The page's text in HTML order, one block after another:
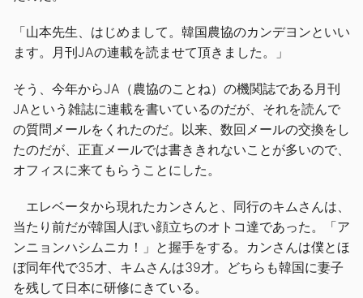
「山本先生、はじめまして。韓国農協のカンデヨンといい
ます。月刊JAの連載を読ませて頂きました。」
そう、今年からJA（農協のことね）の機関誌である月刊
JAという雑誌に連載を書いているのだが、それを読んで
の質問メールをくれたのだ。以来、数回メールの交換をし
たのだが、正直メールでは書ききれないことが多いので、
オフィスに来てもらうことにした。
エレベータから現れたカンさんと、同行のキムさんは、
当たり前だが韓国人ぽい顔立ちのオトコ達であった。「ア
ンニョンハシムニカ！」と握手をする。カンさんは僕とほ
ぼ同年代で35才、キムさんは39才。どちらも韓国に妻子
を残して日本に研修にきている。